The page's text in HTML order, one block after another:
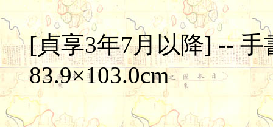
[貞享3年7月以降] -- 手
83.9×103.0cm